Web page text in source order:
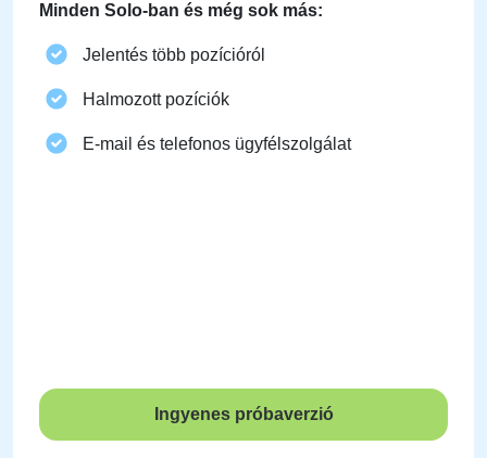
Minden Solo-ban és még sok más:
Jelentés több pozícióról
Halmozott pozíciók
E-mail és telefonos ügyfélszolgálat
Ingyenes próbaverzió